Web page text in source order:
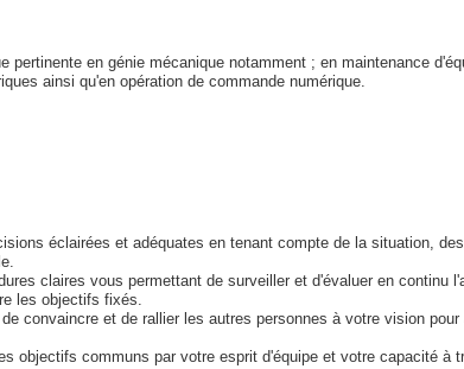
pertinente en génie mécanique notamment ; en maintenance
ainsi qu'en opération de commande numérique.
éclairées et adéquates en tenant compte de la situation,
claires vous permettant de surveiller et d'évaluer en continu
les objectifs fixés.
convaincre et de rallier les autres personnes à votre vision pour
objectifs communs par votre esprit d'équipe et votre capacité à